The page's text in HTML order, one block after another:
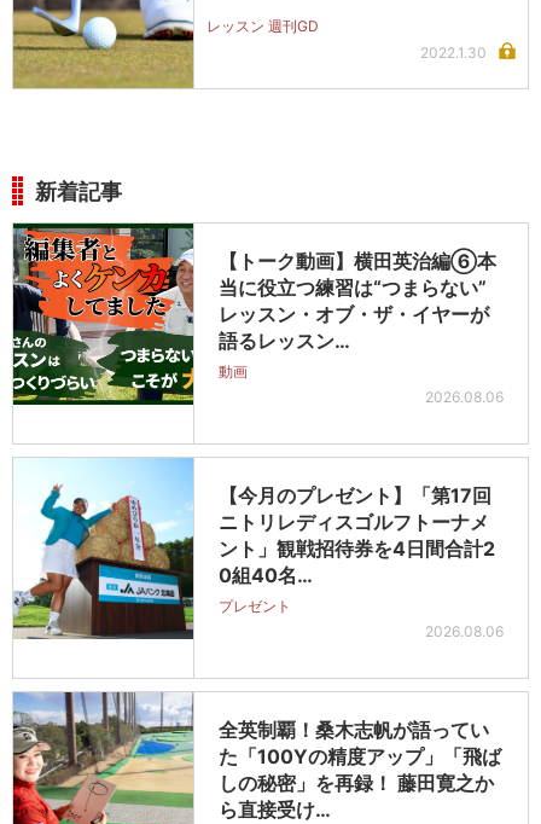
レッスン 週刊GD
2022.1.30
新着記事
【トーク動画】横田英治編⑥本
当に役立つ練習は“つまらない”
レッスン・オブ・ザ・イヤーが
語るレッスン…
動画
2026.08.06
【今月のプレゼント】「第17回
ニトリレディスゴルフトーナメ
ント」観戦招待券を4日間合計2
0組40名…
プレゼント
2026.08.06
全英制覇！桑木志帆が語ってい
た「100Yの精度アップ」「飛ば
しの秘密」を再録！ 藤田寛之か
ら直接受け…